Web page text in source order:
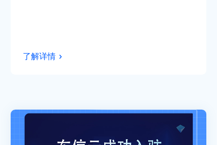
了解详情